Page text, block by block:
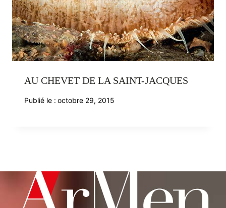
AU CHEVET DE LA SAINT-JACQUES
Publié le : octobre 29, 2015